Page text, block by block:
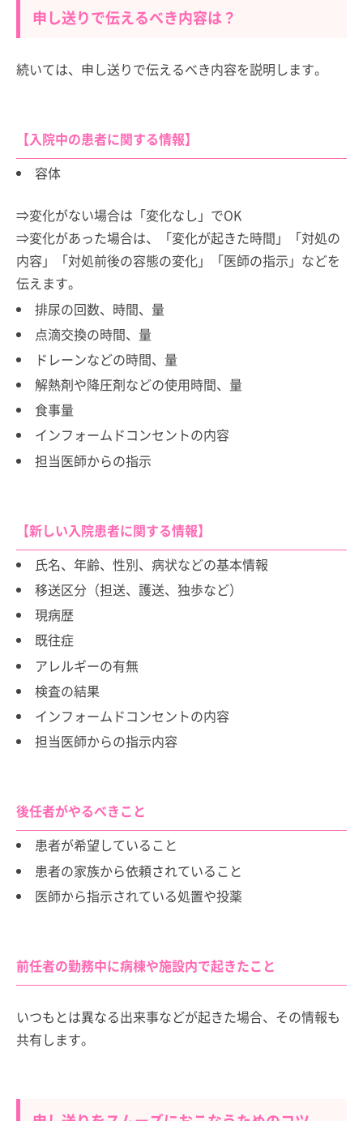
申し送りで伝えるべき内容は？
続いては、申し送りで伝えるべき内容を説明します。
【入院中の患者に関する情報】
容体
⇒変化がない場合は「変化なし」でOK
⇒変化があった場合は、「変化が起きた時間」「対処の
内容」「対処前後の容態の変化」「医師の指示」などを
伝えます。
排尿の回数、時間、量
点滴交換の時間、量
ドレーンなどの時間、量
解熱剤や降圧剤などの使用時間、量
食事量
インフォームドコンセントの内容
担当医師からの指示
【新しい入院患者に関する情報】
氏名、年齢、性別、病状などの基本情報
移送区分（担送、護送、独歩など）
現病歴
既往症
アレルギーの有無
検査の結果
インフォームドコンセントの内容
担当医師からの指示内容
後任者がやるべきこと
患者が希望していること
患者の家族から依頼されていること
医師から指示されている処置や投薬
前任者の勤務中に病棟や施設内で起きたこと
いつもとは異なる出来事などが起きた場合、その情報も
共有します。